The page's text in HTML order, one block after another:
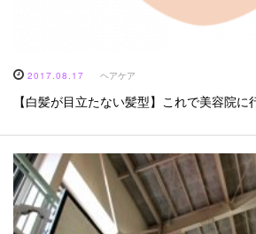
2017.08.17 ヘアケア
【白髪が目立たない髪型】これで美容院に